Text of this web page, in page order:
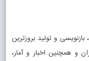
و تولید بروزترین
و همچنین اخبار و آمار،